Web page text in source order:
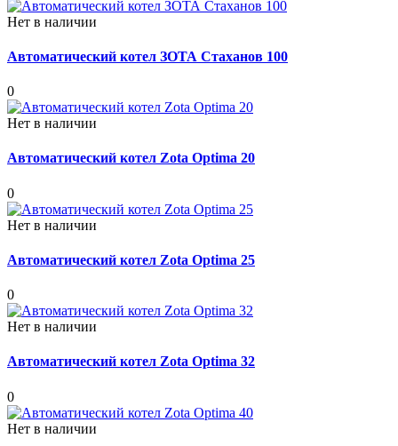
Нет в наличии
Автоматический котел ЗОТА Стаханов 100
0
Нет в наличии
Автоматический котел Zota Optima 20
0
Нет в наличии
Автоматический котел Zota Optima 25
0
Нет в наличии
Автоматический котел Zota Optima 32
0
Нет в наличии